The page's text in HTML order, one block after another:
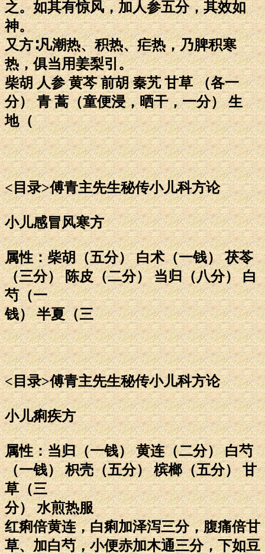
之。如其有惊风，加人参五分，其效如
神。
又方∶凡潮热、积热、疟热，乃脾积寒
热，俱当用姜梨引。
柴胡 人参 黄芩 前胡 秦艽 甘草 （各一
分） 青 蒿（童便浸，晒干，一分） 生
地（
<目录>傅青主先生秘传小儿科方论
小儿感冒风寒方
属性：柴胡（五分） 白术（一钱） 茯苓
（三分） 陈皮（二分） 当归（八分） 白
芍（一
钱） 半夏（三
<目录>傅青主先生秘传小儿科方论
小儿痢疾方
属性：当归（一钱） 黄连（二分） 白芍
（一钱） 枳壳（五分） 槟榔（五分） 甘
草（三
分） 水煎热服
红痢倍黄连，白痢加泽泻三分，腹痛倍甘
草、加白芍，小便赤加木通三分，下如豆